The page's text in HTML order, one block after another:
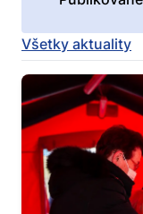
Všetky aktuality